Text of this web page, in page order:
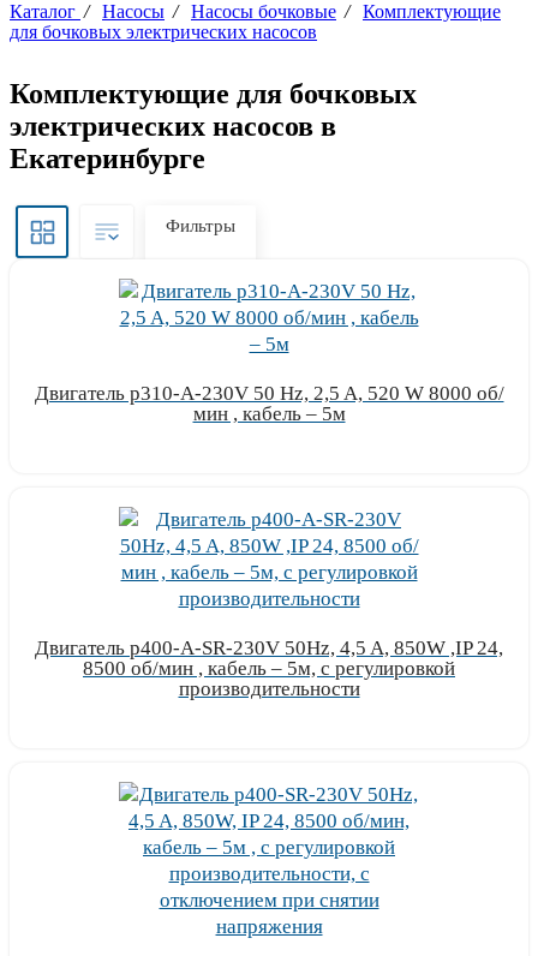
Каталог / Насосы / Насосы бочковые / Комплектующие
для бочковых электрических насосов
Комплектующие для бочковых
электрических насосов в
Екатеринбурге
Фильтры
Двигатель p310-A-230V 50 Hz, 2,5 A, 520 W 8000 об/
мин , кабель – 5м
Двигатель p400-A-SR-230V 50Hz, 4,5 A, 850W ,IP 24,
8500 об/мин , кабель – 5м, с регулировкой
производительности